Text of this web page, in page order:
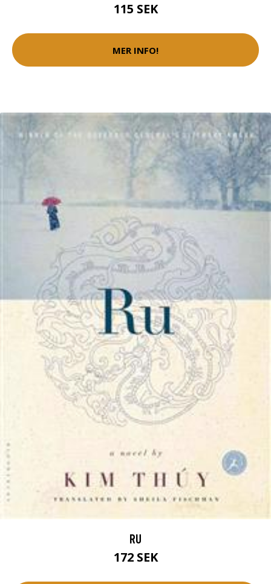
115 SEK
MER INFO!
RU
172 SEK